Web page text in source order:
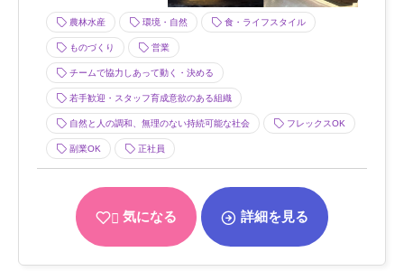
農林水産 環境・自然 食・ライフスタイル
ものづくり 営業
チームで協力しあって動く・決める
若手歓迎・スタッフ育成意欲のある組織
自然と人の調和、無理のない持続可能な社会 フレックスOK
副業OK 正社員
気になる 詳細を見る